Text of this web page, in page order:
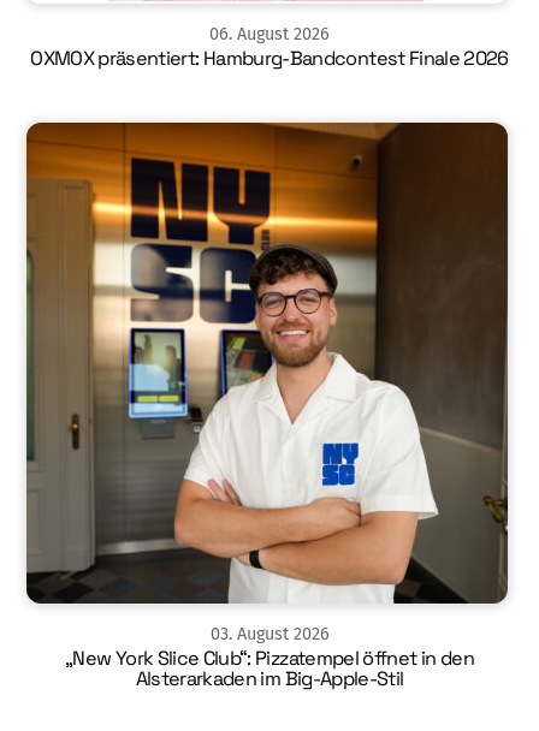
06. August 2026
OXMOX präsentiert: Hamburg-Bandcontest Finale 2026
03. August 2026
„New York Slice Club“: Pizzatempel öffnet in den
Alsterarkaden im Big-Apple-Stil